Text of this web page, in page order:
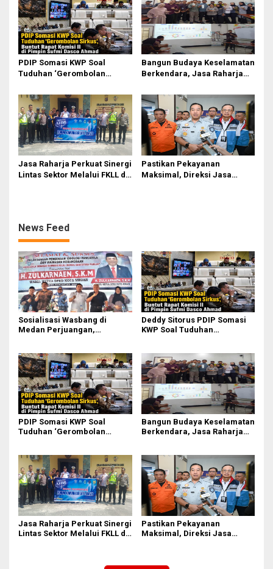
Anak
Sufmi Dasco Ahmad
PDIP Somasi KWP Soal
Tuduhan ‘Gerombolan
II Dipimpin Sufmi Dasco
Ahmad
Bangun Budaya Keselamatan
Berkendara, Jasa Raharja
Pasifik Medan Industri
Jasa Raharja Perkuat Sinergi
Lintas Sektor Melalui FKLL di
Pastikan Pekayanan
Maksimal, Direksi Jasa
News Feed
Sosialisasi Wasbang di
Medan Perjuangan,
Anak
Deddy Sitorus PDIP Somasi
KWP Soal Tuduhan
Sufmi Dasco Ahmad
PDIP Somasi KWP Soal
Tuduhan ‘Gerombolan
Ahmad
Bangun Budaya Keselamatan
Berkendara, Jasa Raharja
Jasa Raharja Perkuat Sinergi
Lintas Sektor Melalui FKLL di
Pastikan Pekayanan
Maksimal, Direksi Jasa